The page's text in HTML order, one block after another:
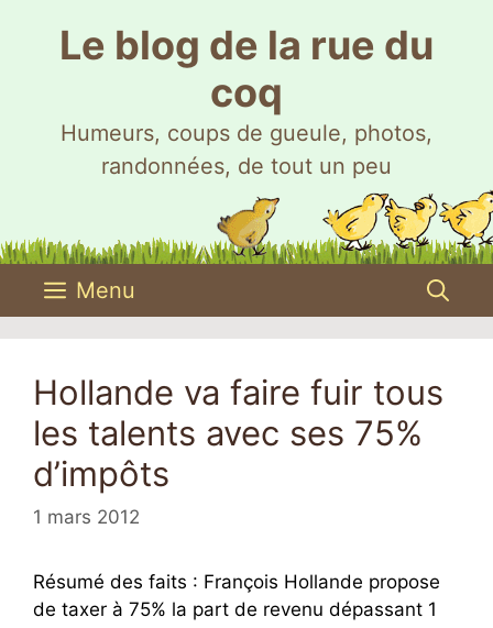
Le blog de la rue du
coq
Humeurs, coups de gueule, photos,
randonnées, de tout un peu
Menu
Hollande va faire fuir tous
les talents avec ses 75%
d’impôts
1 mars 2012
Résumé des faits : François Hollande propose
de taxer à 75% la part de revenu dépassant 1